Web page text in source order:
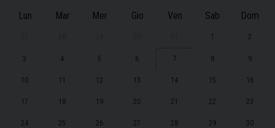
Lun Mar Mer Gio Ven Sab Dom
1 2
3 4 5 6 7 8 9
10 11 12 13 14 15 16
17 18 19 20 21 22 23
24 25 26 27 28 29 30